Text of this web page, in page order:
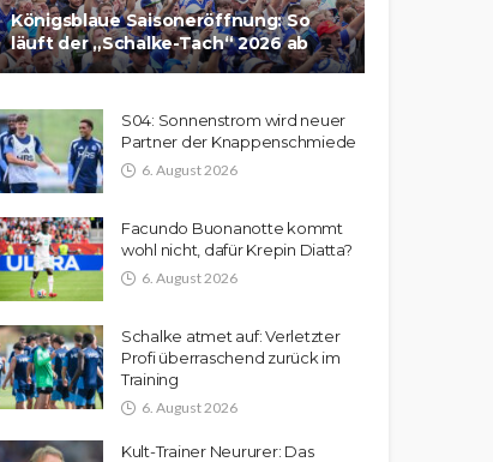
Königsblaue Saisoneröffnung: So
läuft der „Schalke-Tach“ 2026 ab
S04: Sonnenstrom wird neuer
Partner der Knappenschmiede
6. August 2026
Facundo Buonanotte kommt
wohl nicht, dafür Krepin Diatta?
6. August 2026
Schalke atmet auf: Verletzter
Profi überraschend zurück im
Training
6. August 2026
Kult-Trainer Neururer: Das